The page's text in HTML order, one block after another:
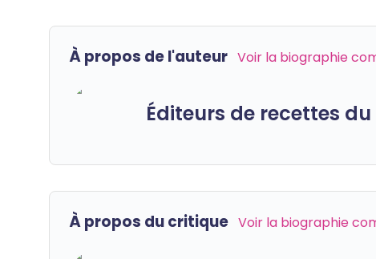
À propos de l'auteur Voir la biographie
Éditeurs de recettes
À propos du critique Voir la biographie